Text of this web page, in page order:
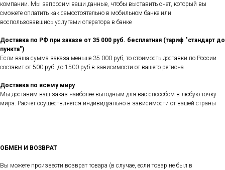
компании. Мы запросим ваши данные, чтобы выставить счет, который вы
сможете оплатить как самостоятельно в мобильном банке или
воспользовавшись услугами оператора в банке
Доставка по РФ при заказе от 35 000 руб. бесплатная (тариф "стандарт до
пункта")
Если ваша сумма заказа меньше 35 000 руб, то стоимость доставки по России
составит от 500 руб. до 1500 руб в зависимости от вашего региона
Доставка по всему миру
Мы доставим ваш заказ наиболее выгодным для вас способом в любую точку
мира. Расчет осуществляется индивидуально в зависимости от вашей страны
ОБМЕН И ВОЗВРАТ
Вы можете произвести возврат товара (в случае, если товар не был в